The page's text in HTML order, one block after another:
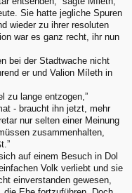
Sie hatte jegliche Spuren
wieder zu ihrer resoluten
war es ganz recht, ihr nun
bei der Stadtwache nicht
er und Valion Míleth in
zu lange entzogen,”
- braucht ihn jetzt, mehr
nur selten einer Meinung
zusammenhalten,
auf einem Besuch in Dol
Volk verliebt und sie
einverstanden gewesen,